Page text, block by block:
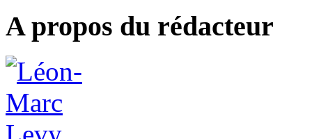
A propos du rédacteur